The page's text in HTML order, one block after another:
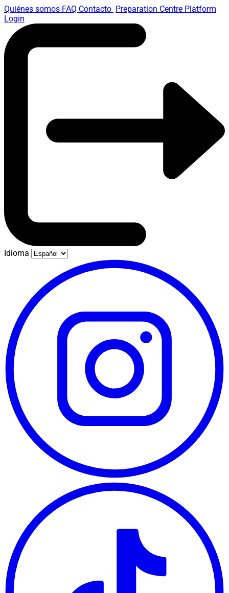
Quiénes somos FAQ Contacto Preparation Centre Platform
Login
Idioma